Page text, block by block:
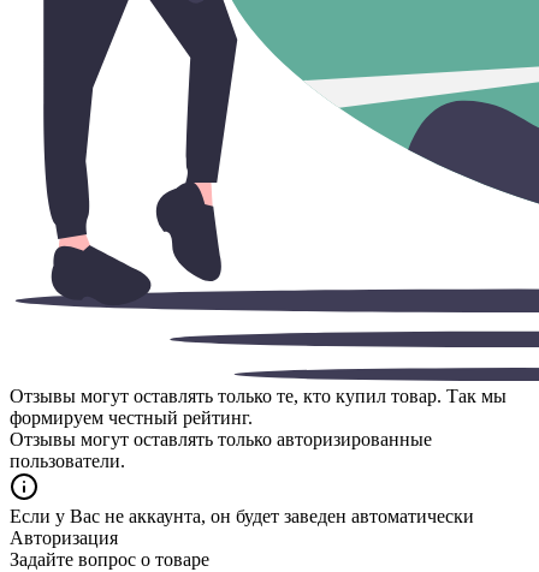
Отзывы могут оставлять только те, кто купил товар. Так мы
формируем честный рейтинг.
Отзывы могут оставлять только авторизированные
пользователи.
Если у Вас не аккаунта, он будет заведен автоматически
Авторизация
Задайте вопрос о товаре